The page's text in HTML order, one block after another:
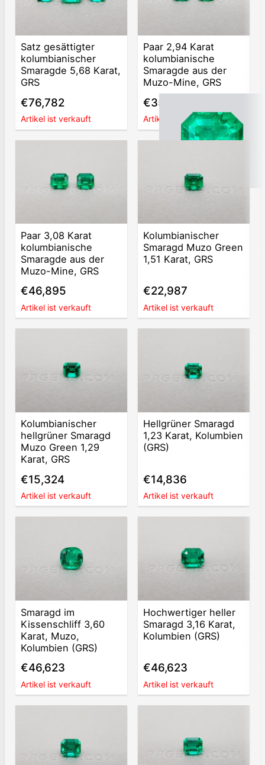
Satz gesättigter
kolumbianischer
Smaragde 5,68 Karat,
GRS
€76,782
Artikel ist verkauft
Paar 2,94 Karat
kolumbianische
Smaragde aus der
Muzo-Mine, GRS
€35,158
Artikel ist verkauft
Paar 3,08 Karat
kolumbianische
Smaragde aus der
Muzo-Mine, GRS
€46,895
Artikel ist verkauft
Kolumbianischer
Smaragd Muzo Green
1,51 Karat, GRS
€22,987
Artikel ist verkauft
Kolumbianischer
hellgrüner Smaragd
Muzo Green 1,29
Karat, GRS
€15,324
Artikel ist verkauft
Hellgrüner Smaragd
1,23 Karat, Kolumbien
(GRS)
€14,836
Artikel ist verkauft
Smaragd im
Kissenschliff 3,60
Karat, Muzo,
Kolumbien (GRS)
€46,623
Artikel ist verkauft
Hochwertiger heller
Smaragd 3,16 Karat,
Kolumbien (GRS)
€46,623
Artikel ist verkauft